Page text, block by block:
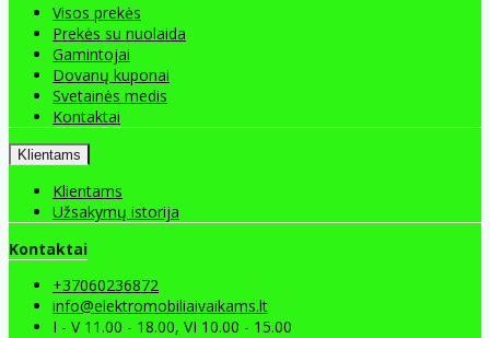
Visos prekės
Prekės su nuolaida
Gamintojai
Dovanų kuponai
Svetainės medis
Kontaktai
Klientams
Klientams
Užsakymų istorija
Kontaktai
+37060236872
info@elektromobiliaivaikams.lt
I - V 11.00 - 18.00, VI 10.00 - 15.00